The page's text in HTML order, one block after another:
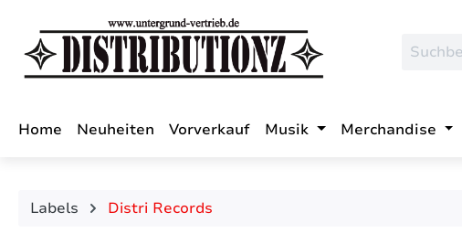
Hauptinhalt springen
Zur Suche springen
Zur Hauptnavigation springen
Home Neuheiten Vorverkauf Musik Merchandise
Labels Distri Records